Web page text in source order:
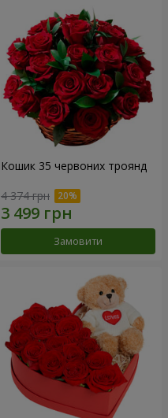
Кошик 35 червоних троянд
4 374 грн
Замовити